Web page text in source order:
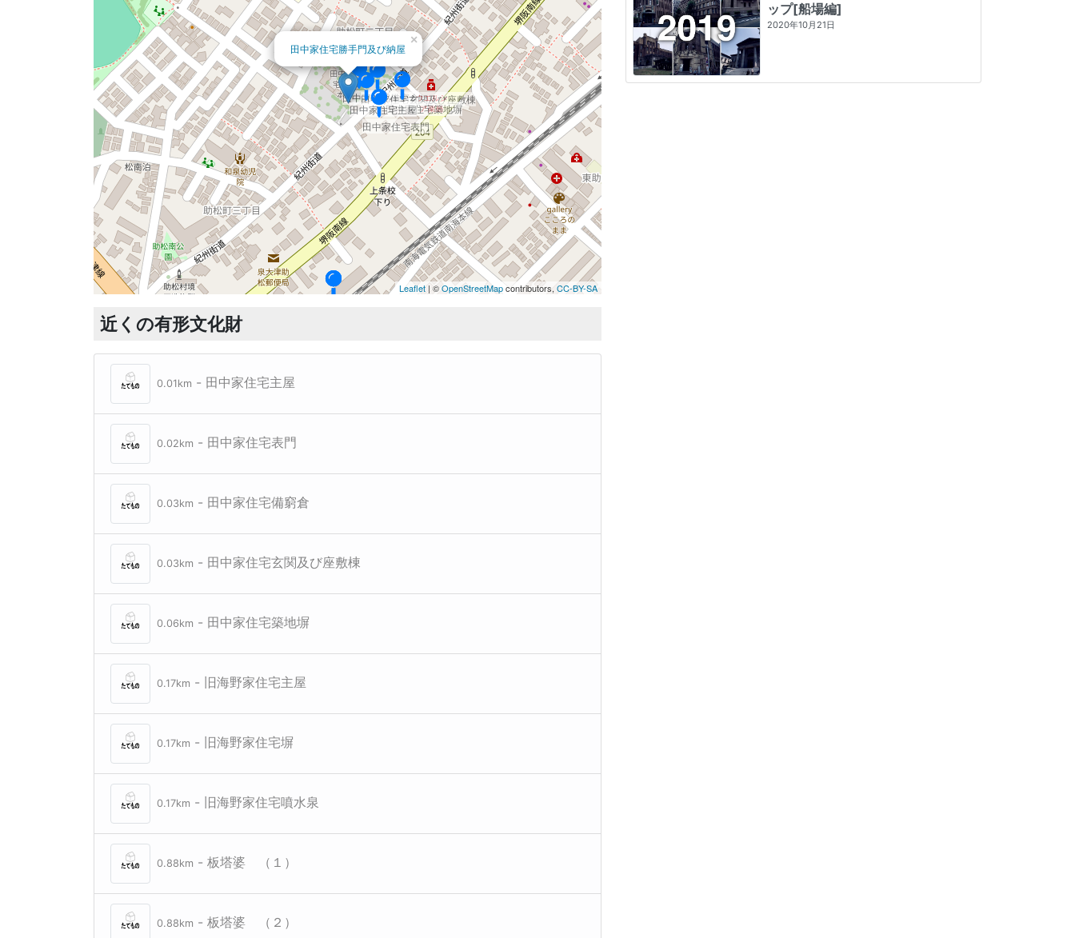
田中家住宅主屋
田中家住宅表門
田中家住宅備窮倉
田中家住宅玄関及び座敷棟
田中家住宅築地塀
田中家住宅勝手門及び納屋
×
Leaflet | ©OpenStreetMapcontributors, CC-BY-SA
近くの有形文化財
0.01km - 田中家住宅主屋
0.02km - 田中家住宅表門
0.03km - 田中家住宅備窮倉
0.03km - 田中家住宅玄関及び座敷棟
0.06km - 田中家住宅築地塀
0.17km - 旧海野家住宅主屋
0.17km - 旧海野家住宅塀
0.17km - 旧海野家住宅噴水泉
0.88km - 板塔婆 （１）
0.88km - 板塔婆 （２）
ップ[船場編]
2020年10月21日